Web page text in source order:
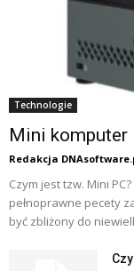
Technologie
Mini
Redakcja
Czym jest tzw. Mini
pełnoprawne pecety
być zbliżony do